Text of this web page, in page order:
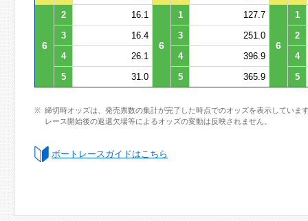
6
2 16.1
6
1 127.7
6
1
3
16.4 3 251.0
2
4
26.1 4 396.9
4
5
31.0 5 365.9 5
締切時オッズは、発売票数の集計が完了した時点でのオッズを表示していま
レース開始後の返還欠場等によるオッズの変動は反映されません。
ボートレースガイドはこちら